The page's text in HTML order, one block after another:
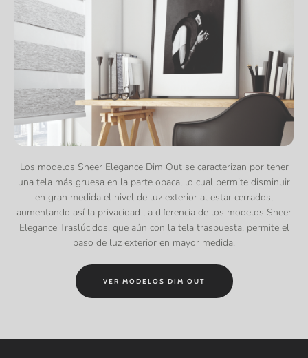
Los modelos Sheer Elegance Dim Out se caracterizan por tener
una tela más gruesa en la parte opaca, lo cual permite disminuir
en gran medida el nivel de luz exterior al estar cerrados,
aumentando así la privacidad , a diferencia de los modelos Sheer
Elegance Traslúcidos, que aún con la tela traspuesta, permite el
paso de luz exterior en mayor medida.
VER MODELOS DIM OUT